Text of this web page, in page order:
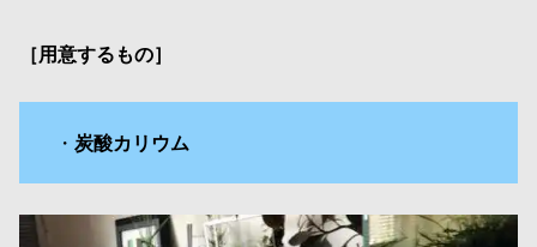
［用意するもの］
・炭酸カリウム